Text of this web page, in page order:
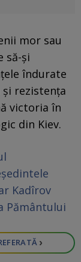
mor sau
să-și
îndurate
rezistența
victoria în
din Kiev.
Kadîrov
Pământului
›